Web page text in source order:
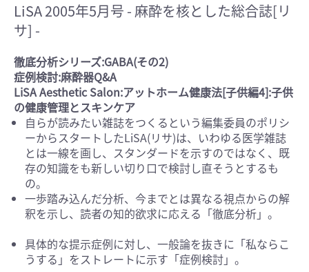
LiSA 2005年5月号 - 麻酔を核とした総合誌[リ
サ] -
徹底分析シリーズ:GABA(その2)
症例検討:麻酔器Q&A
LiSA Aesthetic Salon:アットホーム健康法[子供編4]:子供
の健康管理とスキンケア
自らが読みたい雑誌をつくるという編集委員のポリシ
ーからスタートしたLiSA(リサ)は、いわゆる医学雑誌
とは一線を画し、スタンダードを示すのではなく、既
存の知識をも新しい切り口で検討し直そうとするも
の。
一歩踏み込んだ分析、今までとは異なる視点からの解
釈を示し、読者の知的欲求に応える「徹底分析」。
具体的な提示症例に対し、一般論を抜きに「私ならこ
うする」をストレートに示す「症例検討」。